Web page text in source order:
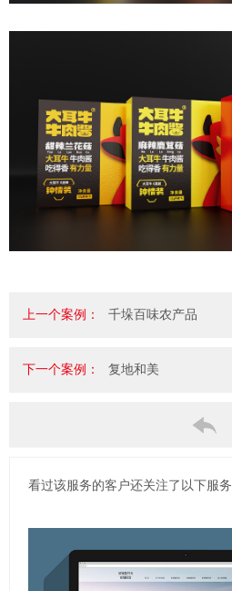
上一个案例： 千垛百味农产品
下一个案例： 复地和美
看过该服务的客户还关注了以下服务